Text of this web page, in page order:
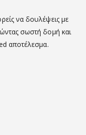
να δουλέψεις με
σωστή δομή και
αποτέλεσμα.